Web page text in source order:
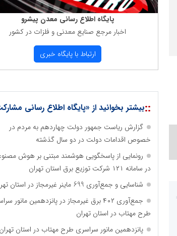
پایگاه اطلاع رسانی معدن پیشرو
اخبار مرجع صنایع معدنی و فلزات در كشور
ارتباط با پایگاه خبری
::بیشتر بخوانید از «پایگاه اطلاع رسانی
گزارش ریاست جمهور دولت چهاردهم به مردم در
خصوص اقدامات دولت در دو سال گذشته
رونمایی از پاسخگویی هوشمند مبتنی بر هوش
در سامانه ۱۲۱ شرکت توزیع برق استان تهران
شناسایی و جمع‌آوری 699 ماینر غیرمجاز در استان تهران
جمع‌آوری ۴۰۲ برق غیرمجاز در پانزدهمین مانور
طرح مهتاب در استان تهران
پانزدهمین مانور سراسری طرح مهتاب در استان